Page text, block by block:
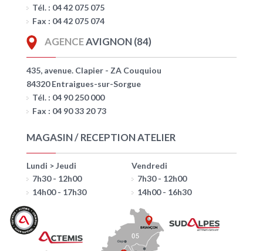
Tél. : 04 42 075 075
Fax : 04 42 075 074
AGENCEAVIGNON (84)
435, avenue. Clapier - ZA Couquiou
84320 Entraigues-sur-Sorgue
Tél. : 04 90 250 000
Fax : 04 90 33 20 73
MAGASIN / RECEPTION ATELIER
Lundi > Jeudi
7h30 - 12h00
14h00 - 17h30
Vendredi
7h30 - 12h00
14h00 - 16h30